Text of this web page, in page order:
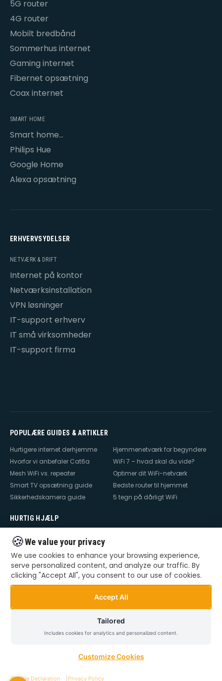
5G router
4G router
Mobilt bredbånd
Sommerhus internet
Gaming internet
Fibernet opsætning
Coax internet
SMART HOME
Smart home
opsætning
Philips Hue
Google Home
Alexa opsætning
ERHVERVSYDELSER
NETVÆRK & DRIFT
Internet på kontor
Netværksinstallation
VPN løsninger
IT-support erhverv
IT små virksomheder
IT-support firma
POPULÆRE GUIDES & ARTIKLER
Hurtigere internet derhjemme
Hjemmenetværk for begyndere
Hvorfor vi anbefaler Cat6a
WiFi 7 – hvad skal du vide?
Mesh WiFi vs. repeater
Optimer dit WiFi-netværk
Smart TV opsætning guide
Bedste router til hjemmet
Sikkerhedskamera guide
5 tegn på dårligt WiFi
HURTIG HJÆLP
Hjælp til internet
Hjælp til TV
Hjælp til router
WiFi falder ud
TV der ikke virker
Dårlig WiFi
Mesh WiFi opsætning
Videoovervågning – privat &
Privatlivspolitik Handelsbetingelser
🍪We value your privacy
We use cookies to enhance your browsing experience,
serve personalized content, and analyze our traffic. By
clicking "Accept All", you consent to our use of cookies.
Accept All
Tailored
Includes cookies for analytics and personalized content.
Customize Cookies
Cookie Declaration Privacy Policy